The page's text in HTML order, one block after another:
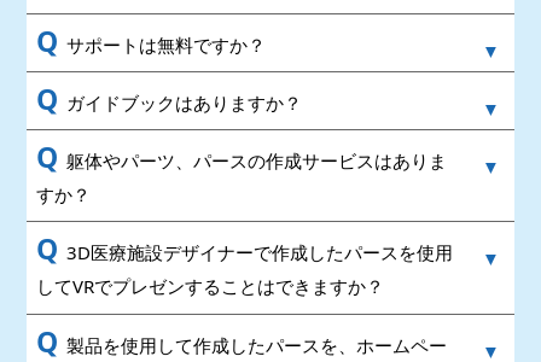
Q サポートは無料ですか？
Q ガイドブックはありますか？
Q 躯体やパーツ、パースの作成サービスはありま
すか？
Q 3D医療施設デザイナーで作成したパースを使用
してVRでプレゼンすることはできますか？
Q 製品を使用して作成したパースを、ホームペー